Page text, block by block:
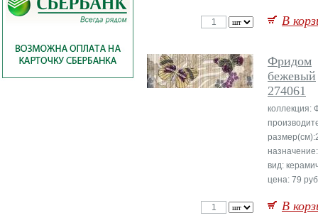
В
Фридом
бежевый
274061
коллекция:
вид:
цена: 79
В